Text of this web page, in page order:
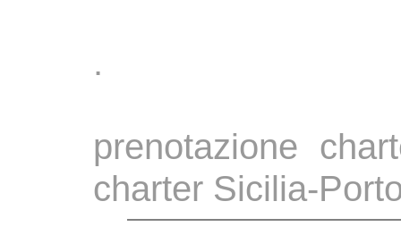
.
prenotazione
charter Sicilia-